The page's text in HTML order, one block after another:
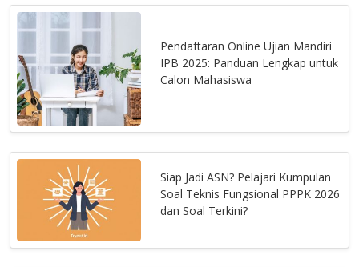
Pendaftaran Online Ujian Mandiri
IPB 2025: Panduan Lengkap untuk
Calon Mahasiswa
Siap Jadi ASN? Pelajari Kumpulan
Soal Teknis Fungsional PPPK 2026
dan Soal Terkini?